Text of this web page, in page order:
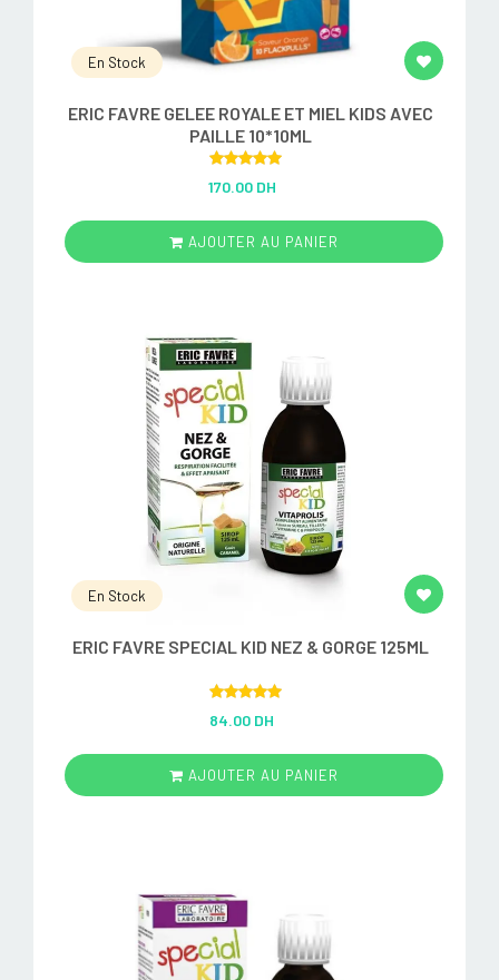
En Stock
ERIC FAVRE GELEE ROYALE ET MIEL KIDS AVEC
PAILLE 10*10ML
out of 5
170.00 DH
AJOUTER AU PANIER
En Stock
ERIC FAVRE SPECIAL KID NEZ & GORGE 125ML
out of 5
84.00 DH
AJOUTER AU PANIER